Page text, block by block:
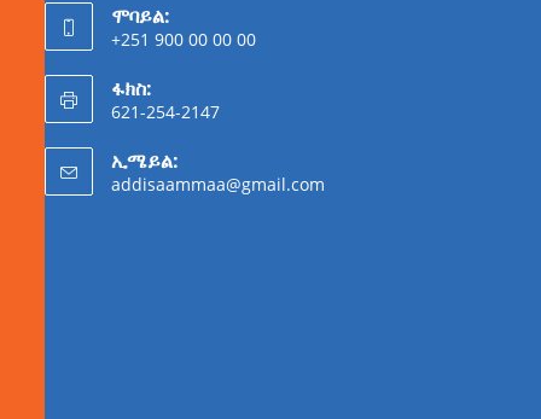
ሞባይል:
+251 900 00 00 00
ፋክስ:
621-254-2147
ኢሜይል:
addisaammaa@gmail.com